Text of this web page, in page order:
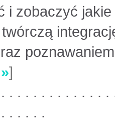
i zobaczyć
]
. . . . . . . . . . . .
. . . . .